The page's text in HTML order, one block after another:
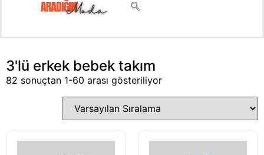
3'lü erkek bebek takım
82 sonuçtan 1-60 arası gösteriliyor